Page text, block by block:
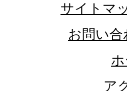
サイトマ
お問い合
ア